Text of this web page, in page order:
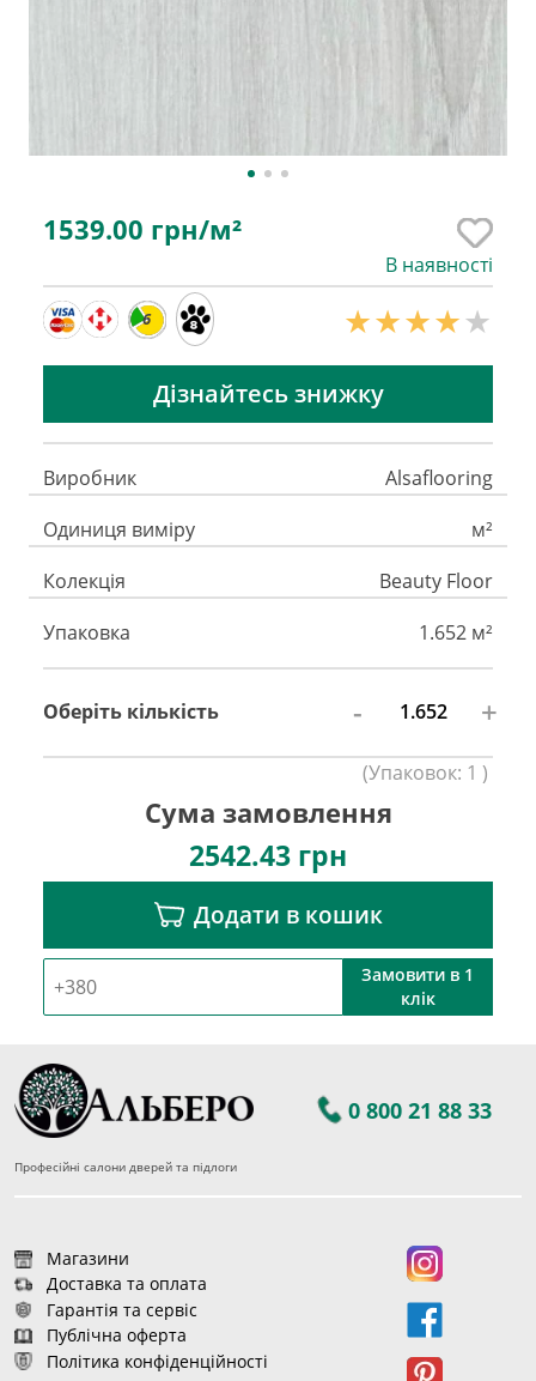
1539.00 грн/м²
В наявності
6
Дізнайтесь знижку
Виробник
Alsaflooring
Одиниця виміру
м²
Колекція
Beauty Floor
Упаковка
1.652 м²
Оберіть кількість - +
(Упаковок: 1 )
Сума замовлення
2542.43 грн
Додати в кошик
Замовити в 1
клік
0 800 21 88 33
Професійні салони дверей та підлоги
Магазини
Доставка та оплата
Гарантія та сервіс
Публічна оферта
Політика конфіденційності